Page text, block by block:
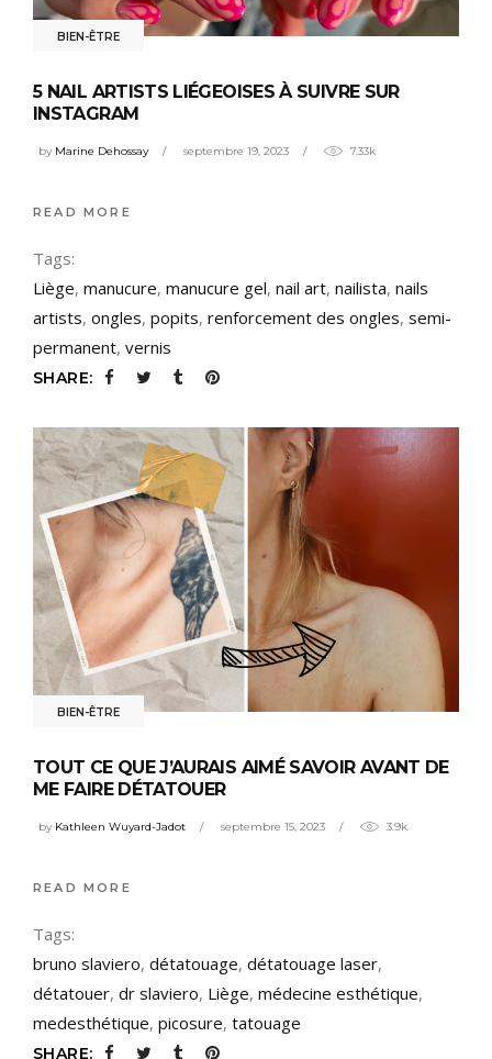
BIEN-ÊTRE
5 NAIL ARTISTS LIÉGEOISES À SUIVRE SUR
INSTAGRAM
by Marine Dehossay septembre 19, 2023 7.33k
READ MORE
Tags:
Liège, manucure, manucure gel, nail art, nailista, nails
artists, ongles, popits, renforcement des ongles, semi-
permanent, vernis
SHARE:
BIEN-ÊTRE
TOUT CE QUE J’AURAIS AIMÉ SAVOIR AVANT DE
ME FAIRE DÉTATOUER
by Kathleen Wuyard-Jadot septembre 15, 2023 3.9k
READ MORE
Tags:
bruno slaviero, détatouage, détatouage laser,
détatouer, dr slaviero, Liège, médecine esthétique,
medesthétique, picosure, tatouage
SHARE: